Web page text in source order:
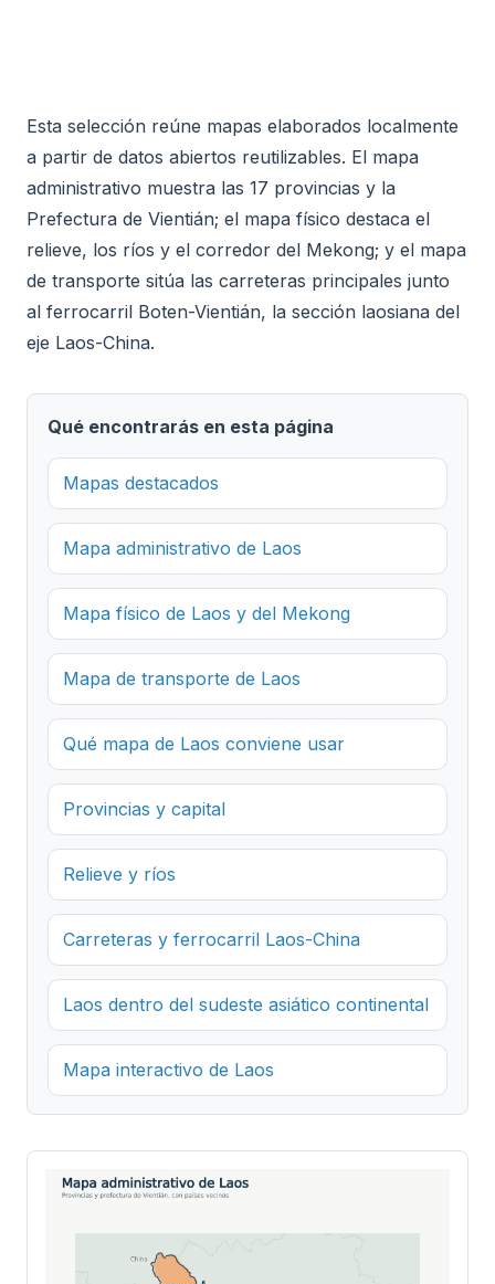
Esta selección reúne mapas elaborados localmente
a partir de datos abiertos reutilizables. El mapa
administrativo muestra las 17 provincias y la
Prefectura de Vientián; el mapa físico destaca el
relieve, los ríos y el corredor del Mekong; y el mapa
de transporte sitúa las carreteras principales junto
al ferrocarril Boten-Vientián, la sección laosiana del
eje Laos-China.
Qué encontrarás en esta página
Mapas destacados
Mapa administrativo de Laos
Mapa físico de Laos y del Mekong
Mapa de transporte de Laos
Qué mapa de Laos conviene usar
Provincias y capital
Relieve y ríos
Carreteras y ferrocarril Laos-China
Laos dentro del sudeste asiático continental
Mapa interactivo de Laos